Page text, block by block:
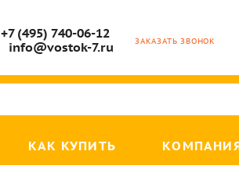
+7 (495) 740-06-12
info@vostok-7.ru
ЗАКАЗАТЬ ЗВОНОК
КАК КУПИТЬ